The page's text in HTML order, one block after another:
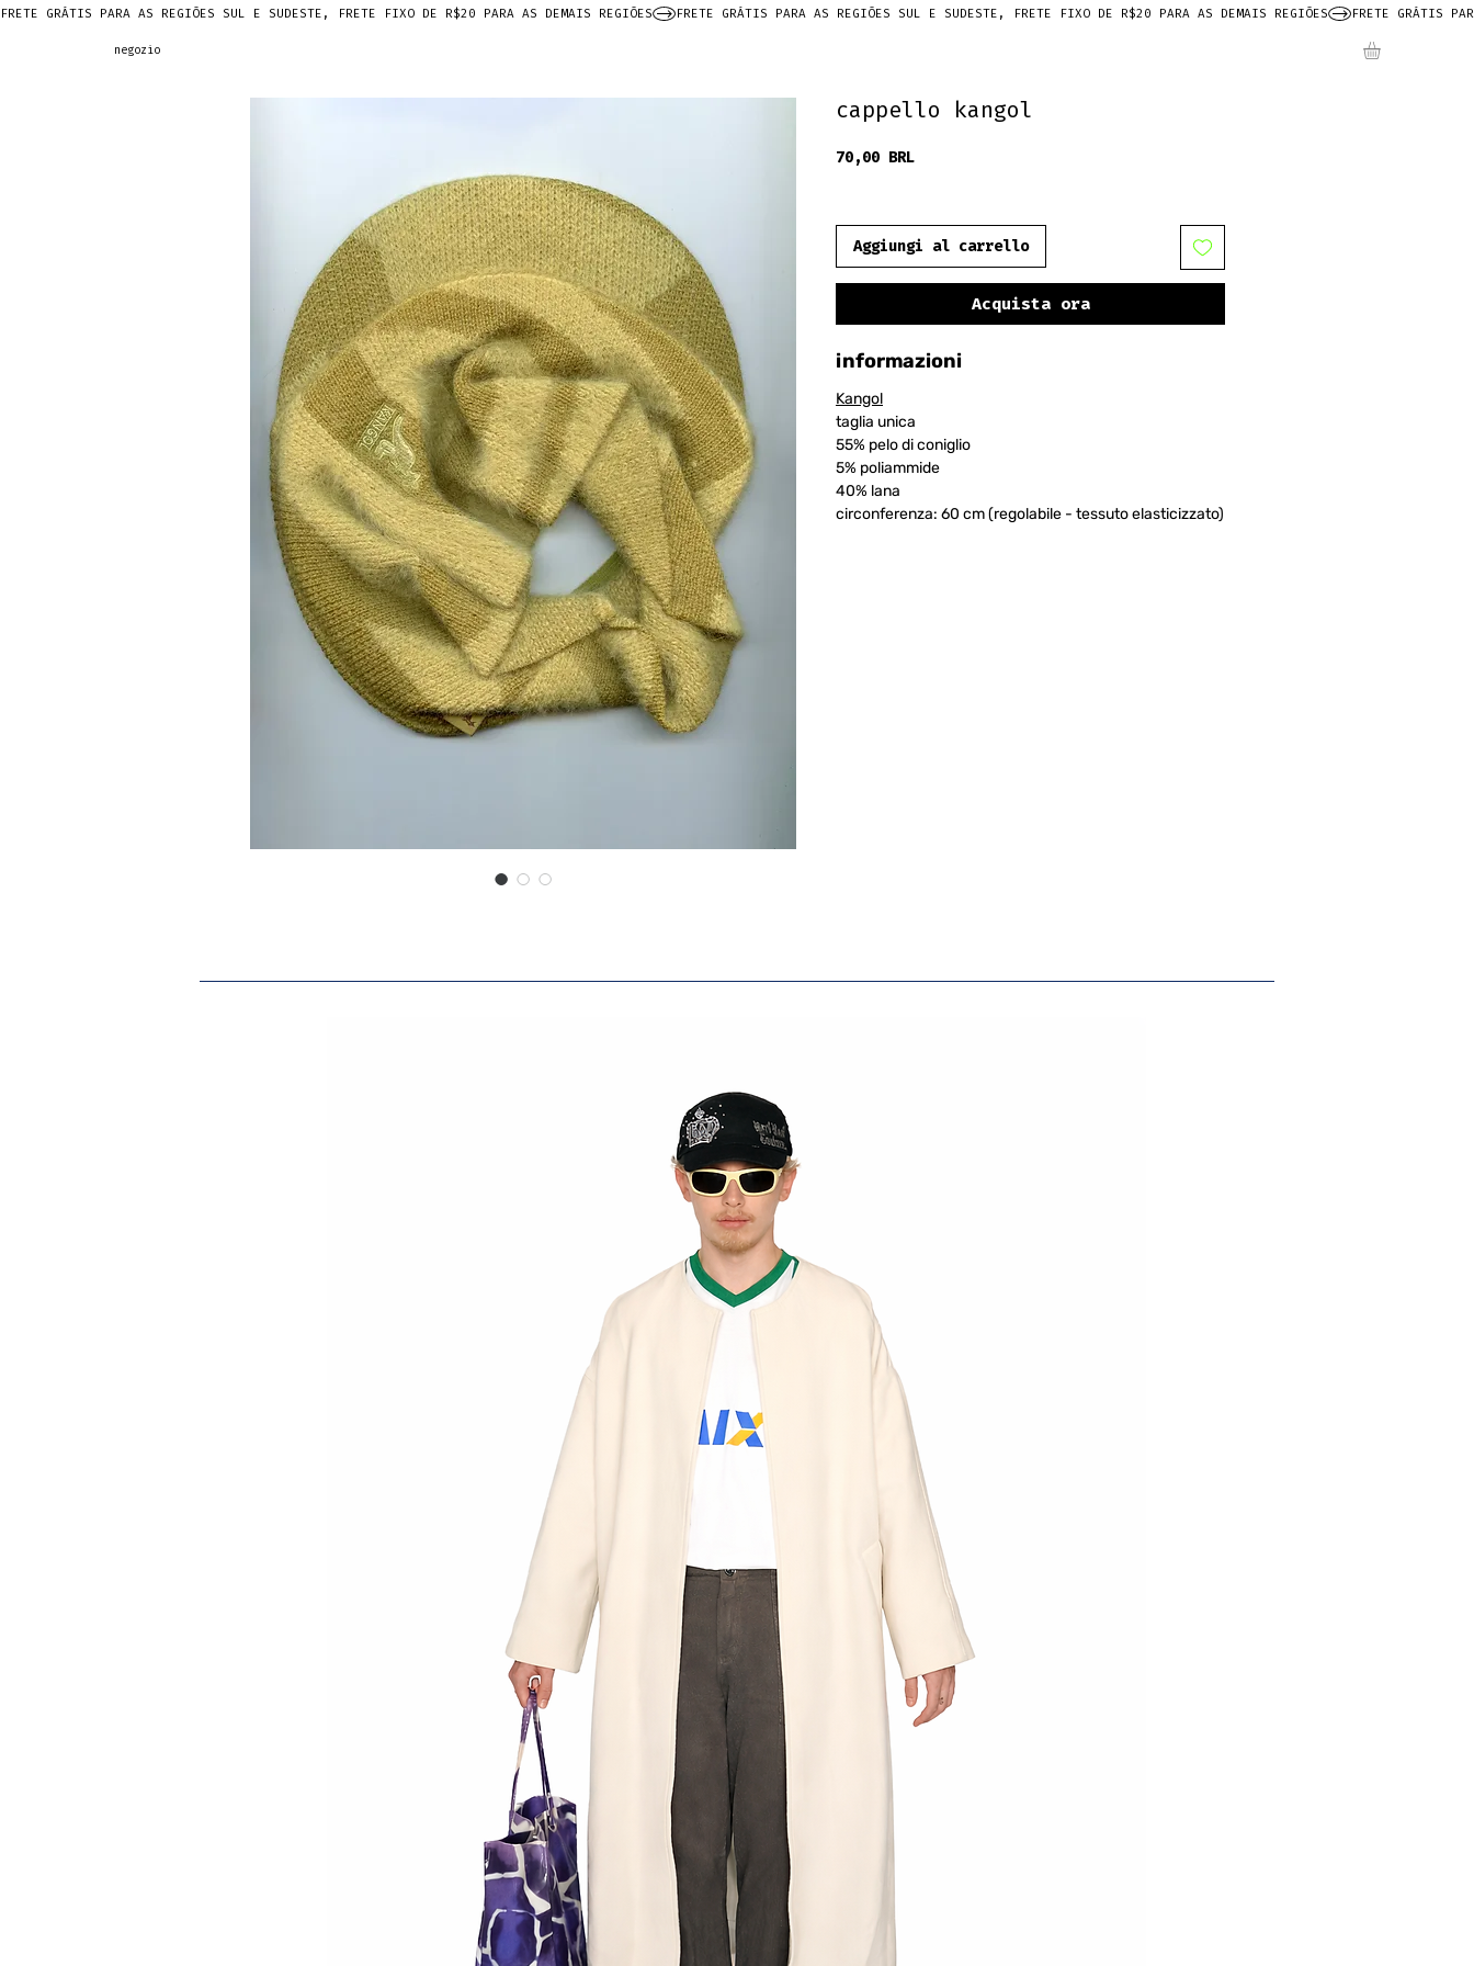
FRETE GRÁTIS PARA AS REGIÕES SUL E SUDESTE, FRETE FIXO DE R$20 PARA AS DEMAIS REGIÕES
negozio
cappello kangol
70,00 BRLPrezzo
Aggiungi al carrello
Acquista ora
informazioni
Kangol
taglia unica
55% pelo di coniglio
5% poliammide
40% lana
circonferenza: 60 cm (regolabile - tessuto elasticizzato)